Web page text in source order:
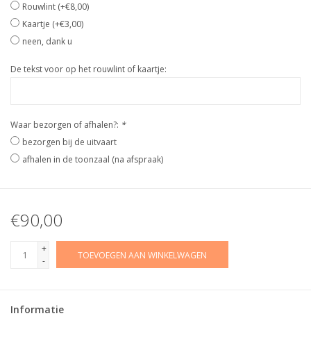
Rouwlint (+€8,00)
Kaartje (+€3,00)
neen, dank u
De tekst voor op het rouwlint of kaartje:
Waar bezorgen of afhalen?: *
bezorgen bij de uitvaart
afhalen in de toonzaal (na afspraak)
€90,00
+
-
TOEVOEGEN AAN WINKELWAGEN
Informatie